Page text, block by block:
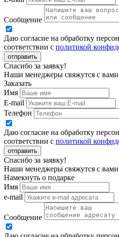
Сообщение
Даю согласие на обработку
соответствии с политикой
отправить
Спасибо за заявку!
Наши менеджеры свяжутся с
Заказать
Имя
E-mail
Телефон
Даю согласие на обработку
соответствии с политикой
отправить
Спасибо за заявку!
Наши менеджеры свяжутся с
Намекнуть о подарке
Имя
e-mail
Сообщение